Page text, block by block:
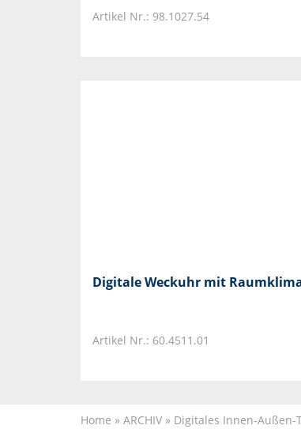
Artikel Nr.: 98.1027.54
Digitale Weckuhr mit
Artikel Nr.: 60.4511.01
Home » ARCHIV » Digitales Innen-Außen-